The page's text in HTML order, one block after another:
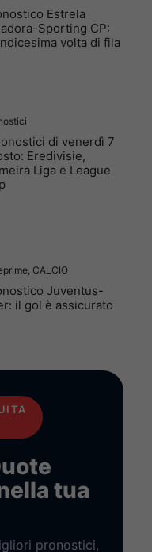
Estrela
Sporting CP:
volta di fila
di venerdì 7
Eredivisie,
Liga e League
, CALCIO
Juventus-
il gol è assicurato
tua
pronostici,